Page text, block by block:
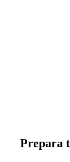
Prepara